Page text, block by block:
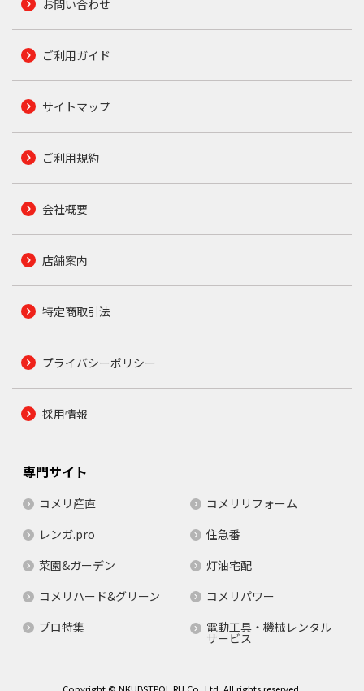
お問い合わせ
ご利用ガイド
サイトマップ
ご利用規約
会社概要
店舗案内
特定商取引法
プライバシーポリシー
採用情報
専門サイト
コメリ産直
コメリリフォーム
レンガ.pro
住急番
菜園&ガーデン
灯油宅配
コメリハード&グリーン
コメリパワー
プロ特集
電動工具・機械レンタル
サービス